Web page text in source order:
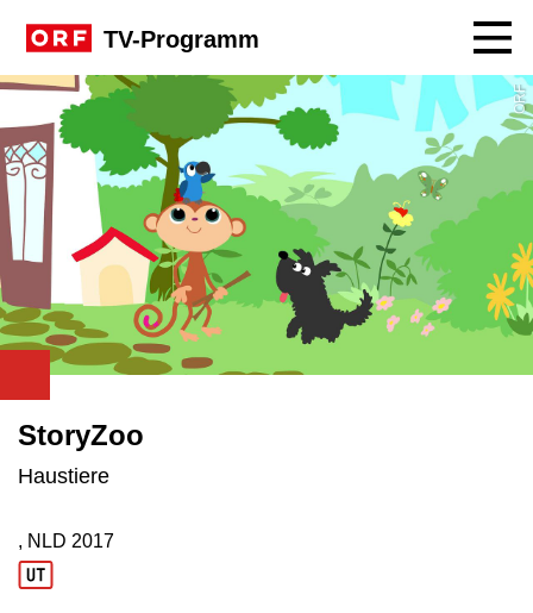
TV-Programm
ORF
StoryZoo
Haustiere
Produktionsland: NLD
, NLD
Produktionsjahr: 2017
2017